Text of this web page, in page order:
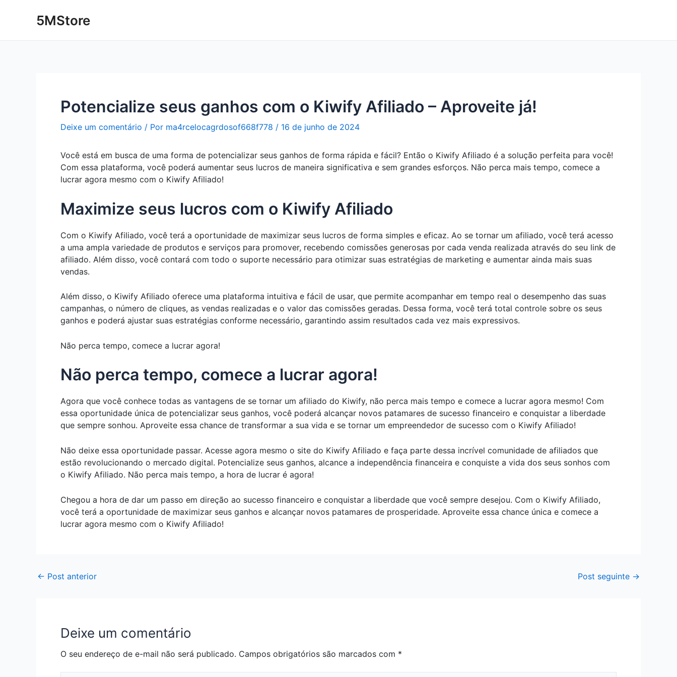
5MStore
Potencialize seus ganhos com o Kiwify Afiliado – Aproveite já!
Deixe um comentário / Por ma4rcelocagrdosof668f778 / 16 de junho de 2024
Você está em busca de uma forma de potencializar seus ganhos de forma rápida e fácil? Então o Kiwify Afiliado é a solução perfeita para você!
Com essa plataforma, você poderá aumentar seus lucros de maneira significativa e sem grandes esforços. Não perca mais tempo, comece a
lucrar agora mesmo com o Kiwify Afiliado!
Maximize seus lucros com o Kiwify Afiliado
Com o Kiwify Afiliado, você terá a oportunidade de maximizar seus lucros de forma simples e eficaz. Ao se tornar um afiliado, você terá acesso
a uma ampla variedade de produtos e serviços para promover, recebendo comissões generosas por cada venda realizada através do seu link de
afiliado. Além disso, você contará com todo o suporte necessário para otimizar suas estratégias de marketing e aumentar ainda mais suas
vendas.
Além disso, o Kiwify Afiliado oferece uma plataforma intuitiva e fácil de usar, que permite acompanhar em tempo real o desempenho das suas
campanhas, o número de cliques, as vendas realizadas e o valor das comissões geradas. Dessa forma, você terá total controle sobre os seus
ganhos e poderá ajustar suas estratégias conforme necessário, garantindo assim resultados cada vez mais expressivos.
Não perca tempo, comece a lucrar agora!
Não perca tempo, comece a lucrar agora!
Agora que você conhece todas as vantagens de se tornar um afiliado do Kiwify, não perca mais tempo e comece a lucrar agora mesmo! Com
essa oportunidade única de potencializar seus ganhos, você poderá alcançar novos patamares de sucesso financeiro e conquistar a liberdade
que sempre sonhou. Aproveite essa chance de transformar a sua vida e se tornar um empreendedor de sucesso com o Kiwify Afiliado!
Não deixe essa oportunidade passar. Acesse agora mesmo o site do Kiwify Afiliado e faça parte dessa incrível comunidade de afiliados que
estão revolucionando o mercado digital. Potencialize seus ganhos, alcance a independência financeira e conquiste a vida dos seus sonhos com
o Kiwify Afiliado. Não perca mais tempo, a hora de lucrar é agora!
Chegou a hora de dar um passo em direção ao sucesso financeiro e conquistar a liberdade que você sempre desejou. Com o Kiwify Afiliado,
você terá a oportunidade de maximizar seus ganhos e alcançar novos patamares de prosperidade. Aproveite essa chance única e comece a
lucrar agora mesmo com o Kiwify Afiliado!
navigation
← Post anterior Post seguinte →
Deixe um comentário
O seu endereço de e-mail não será publicado. Campos obrigatórios são marcados com *